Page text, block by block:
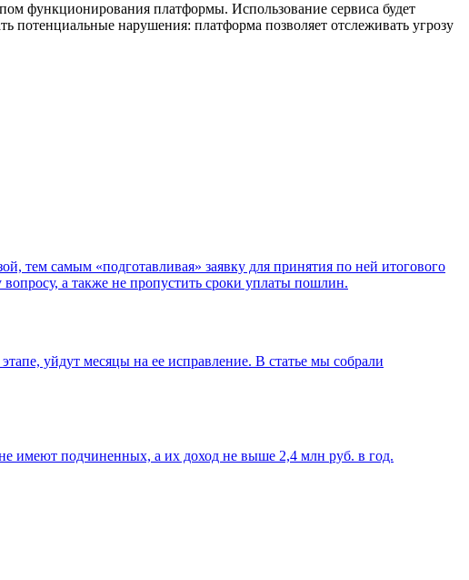
функционирования платформы. Использование сервиса будет
потенциальные нарушения: платформа позволяет отслеживать угрозу
тем самым «подготавливая» заявку для принятия по ней итогового
а также не пропустить сроки уплаты пошлин.
уйдут месяцы на ее исправление. В статье мы собрали
имеют подчиненных, а их доход не выше 2,4 млн руб. в год.